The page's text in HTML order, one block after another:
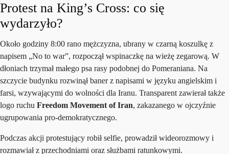
Protest na King’s Cross: co się
wydarzyło?
Około godziny 8:00 rano mężczyzna, ubrany w czarną koszulkę z
napisem „No to war”, rozpoczął wspinaczkę na wieżę zegarową. W
dłoniach trzymał małego psa rasy podobnej do Pomeraniana. Na
szczycie budynku rozwinął baner z napisami w języku angielskim i
farsi, wzywającymi do wolności dla Iranu. Transparent zawierał także
logo ruchu Freedom Movement of Iran, zakazanego w ojczyźnie
ugrupowania pro-demokratycznego.
Podczas akcji protestujący robił selfie, prowadził wideorozmowy i
rozmawiał z przechodniami oraz służbami ratunkowymi.